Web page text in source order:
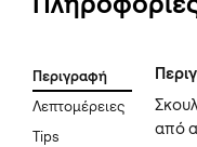
Περιγραφή
Λεπτομέρειες
Tips
από